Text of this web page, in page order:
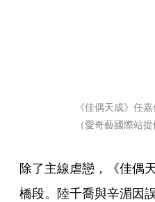
《佳偶天成》任
（愛奇藝國際站提
除了主線虐戀，《佳偶
橋段。陸千喬與辛湄因